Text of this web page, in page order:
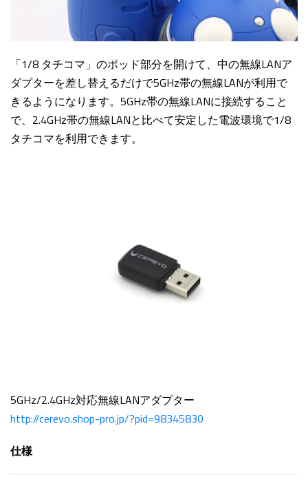
「1/8 タチコマ」のポッド部分を開けて、中の無線LANア
ダプターを差し替えるだけで5GHz帯の無線LANが利用で
きるようになります。5GHz帯の無線LANに接続すること
で、2.4GHz帯の無線LANと比べて安定した電波環境で1/8
タチコマを利用できます。
5GHz/2.4GHz対応無線LANアダプター
http://cerevo.shop-pro.jp/?pid=98345830
仕様